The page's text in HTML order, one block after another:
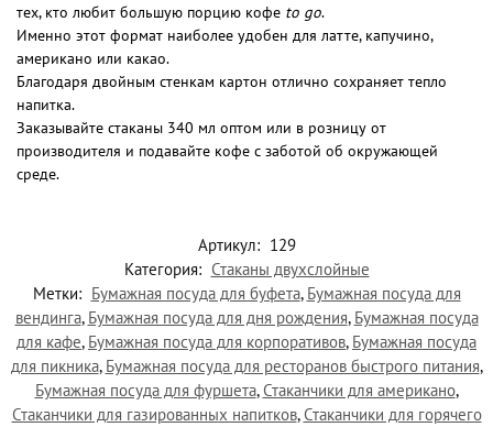
тех, кто любит большую порцию кофе to go.
Именно этот формат наиболее удобен для латте, капучино,
американо или какао.
Благодаря двойным стенкам картон отлично сохраняет тепло
напитка.
Заказывайте стаканы 340 мл оптом или в розницу от
производителя и подавайте кофе с заботой об окружающей
среде.
Артикул: 129
Категория: Стаканы двухслойные
Метки: Бумажная посуда для буфета, Бумажная посуда для
вендинга, Бумажная посуда для дня рождения, Бумажная посуда
для кафе, Бумажная посуда для корпоративов, Бумажная посуда
для пикника, Бумажная посуда для ресторанов быстрого питания,
Бумажная посуда для фуршета,Стаканчики для американо,
Стаканчики для газированных напитков,Стаканчики для горячего